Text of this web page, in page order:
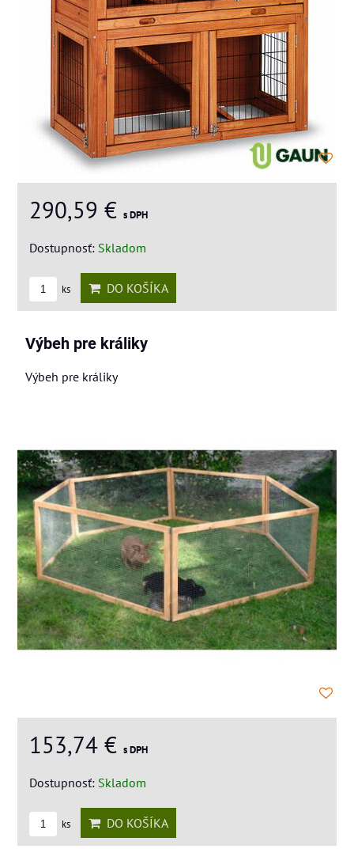
290,59 € s DPH
Dostupnosť: Skladom
ks DO KOŠÍKA
Výbeh pre králiky
Výbeh pre králiky
153,74 € s DPH
Dostupnosť: Skladom
ks DO KOŠÍKA